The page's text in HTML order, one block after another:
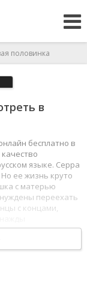
половинка
в
бесплатно в
языке. Серра
ее жизнь круто
с матерью
переехать
с концами,
своего отца